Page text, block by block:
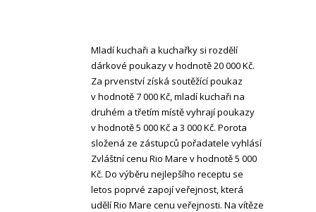
Mladí kuchaři a kuchařky si rozdělí
dárkové poukazy v hodnotě 20 000 Kč.
Za prvenství získá soutěžící poukaz
v hodnotě 7 000 Kč, mladí kuchaři na
druhém a třetím místě vyhrají poukazy
v hodnotě 5 000 Kč a 3 000 Kč. Porota
složená ze zástupců pořadatele vyhlásí
Zvláštní cenu Rio Mare v hodnotě 5 000
Kč. Do výběru nejlepšího receptu se
letos poprvé zapojí veřejnost, která
udělí Rio Mare cenu veřejnosti. Na vítěze